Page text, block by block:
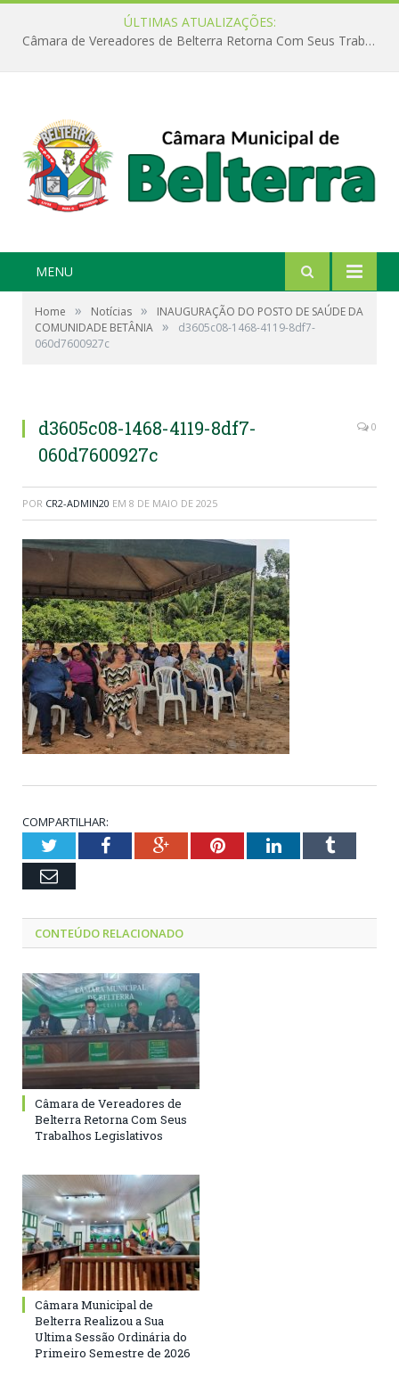
ÚLTIMAS ATUALIZAÇÕES:
Câmara de Vereadores de Belterra Retorna Com Seus Trabalhos Legislativos
MENU
Home » Notícias »
INAUGURAÇÃO DO POSTO DE SAÚDE DA
COMUNIDADE BETÂNIA »
d3605c08-1468-4119-8df7-
060d7600927c
d3605c08-1468-4119-8df7-
060d7600927c
0
POR CR2-ADMIN20 EM 8 DE MAIO DE 2025
COMPARTILHAR:
TwitterFacebookGoogle+PinterestLinkedInTumblr
Email
CONTEÚDO RELACIONADO
Câmara de Vereadores de
Belterra Retorna Com Seus
Trabalhos Legislativos
Câmara Municipal de
Belterra Realizou a Sua
Ultima Sessão Ordinária do
Primeiro Semestre de 2026